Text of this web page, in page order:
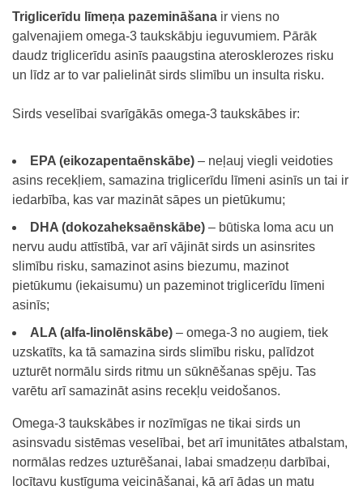
Triglicerīdu līmeņa pazemināšana ir viens no
galvenajiem omega-3 taukskābju ieguvumiem. Pārāk
daudz triglicerīdu asinīs paaugstina aterosklerozes risku
un līdz ar to var palielināt sirds slimību un insulta risku.
Sirds veselībai svarīgākās omega-3 taukskābes ir:
EPA (eikozapentaēnskābe) – neļauj viegli veidoties
asins recekļiem, samazina triglicerīdu līmeni asinīs un tai ir
iedarbība, kas var mazināt sāpes un pietūkumu;
DHA (dokozaheksaēnskābe) – būtiska loma acu un
nervu audu attīstībā, var arī vājināt sirds un asinsrites
slimību risku, samazinot asins biezumu, mazinot
pietūkumu (iekaisumu) un pazeminot triglicerīdu līmeni
asinīs;
ALA (alfa-linolēnskābe) – omega-3 no augiem, tiek
uzskatīts, ka tā samazina sirds slimību risku, palīdzot
uzturēt normālu sirds ritmu un sūknēšanas spēju. Tas
varētu arī samazināt asins recekļu veidošanos.
Omega-3 taukskābes ir nozīmīgas ne tikai sirds un
asinsvadu sistēmas veselībai, bet arī imunitātes atbalstam,
normālas redzes uzturēšanai, labai smadzeņu darbībai,
locītavu kustīguma veicināšanai, kā arī ādas un matu